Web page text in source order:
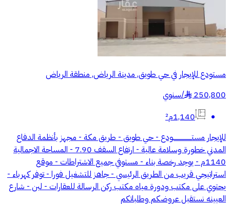
مستودع للإيجار في حي طويق, مدينة الرياض, منطقة الرياض
250,800
§
/سنوي
1,140م²
للإيجار مستــــــــــــــــــودع - حي طويق - طريق مكة - مجهز بأنظمة الدفاع
المدني خطورة وسلامة عالية - ارتفاع السقف 7.90 - المساحة الاجمالية
1140م - يوجد رخصة بناء - مستوفي جميع الاشتراطات - موقع
استراتيجي قريب من الطريق الرئيسي - جاهز للتشغيل فورا - توفر كهرباء -
يحتوي على مكتب ودورة مياه مكتب ركن الرسالة للعقارات - لبن - شارع
العيينه نستقبل عروضكم وطلباتكم